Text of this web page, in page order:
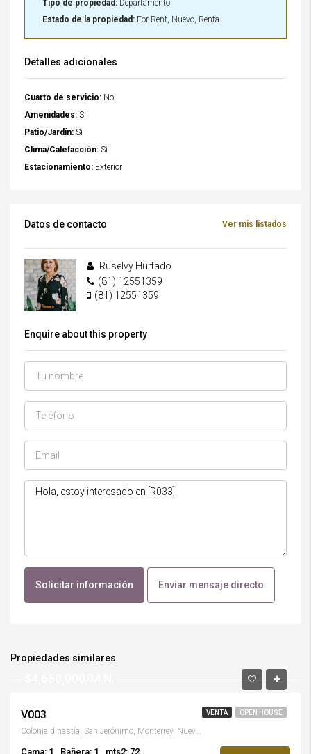
Tipo de propiedad: Departamento
Estado de la propiedad: For Rent, Nuevo, Renta
Detalles adicionales
Cuarto de servicio: No
Amenidades: Si
Patio/Jardín: Si
Clima/Calefacción: Si
Estacionamiento: Exterior
Datos de contacto Ver mis listados
Ruselvy Hurtado
(81) 12551359
(81) 12551359
Enquire about this property
Solicitar información Enviar mensaje directo
Propiedades similares
VENTA OPEN HOUSE
$4,650,000/M.N.
V003
Colonia dinastía, San Jerónimo, Monterrey, Nuevo León, México
Cama: 1 Bañera: 1
mts2: 72